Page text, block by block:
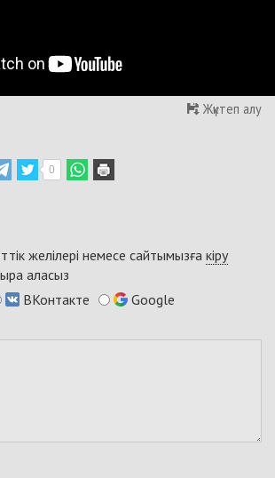
Жүктеп алу
0
желілері немесе сайтымызға кіру
аласыз
ВКонтакте
Google